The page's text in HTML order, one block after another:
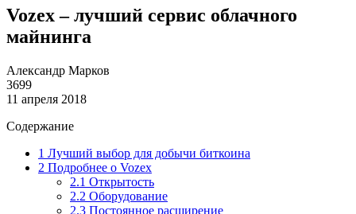
Vozex – лучший сервис облачного
майнинга
Александр Марков
3699
11 апреля 2018
Содержание
1 Лучший выбор для добычи биткоина
2 Подробнее о Vozex
2.1 Открытость
2.2 Оборудование
2.3 Постоянное расширение